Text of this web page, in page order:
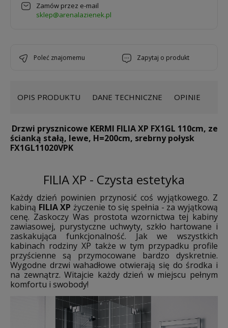
Zamów przez e-mail
sklep@arenalazienek.pl
poleć znajomemu zapytaj o produkt
OPIS PRODUKTU DANE TECHNICZNE OPINIE
Drzwi prysznicowe KERMI FILIA XP FX1GL 110cm, ze
ścianką stałą, lewe, H=200cm, srebrny połysk
FX1GL11020VPK
FILIA XP - Czysta estetyka
Każdy dzień powinien przynosić coś wyjątkowego. Z
kabiną FILIA XP życzenie to się spełnia - za wyjątkową
cenę. Zaskoczy Was prostota wzornictwa tej kabiny
zawiasowej, purystyczne uchwyty, szkło hartowane i
zaskakująca funkcjonalność. Jak we wszystkich
kabinach rodziny XP także w tym przypadku profile
przyścienne są przymocowane bardzo dyskretnie.
Wygodne drzwi wahadłowe otwierają się do środka i
na zewnątrz. Witajcie każdy dzień w miejscu pełnym
komfortu i swobody!